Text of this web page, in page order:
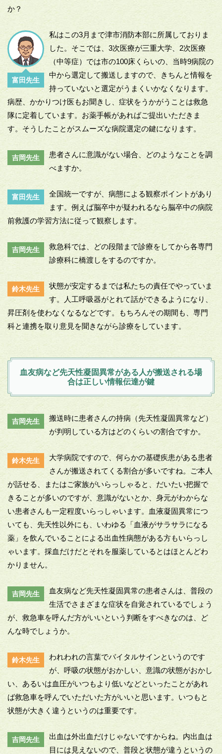
か？
富田先生
私はこの3月まで津市消防本部に所属しておりま
した。そこでは、3次医療が三重大学、2次医療
（中等症）では市の100床くらいの、当時9病院の
中から選定して搬送しますので、きちんと情報を
持っていないと選定がうまくいかなくなります。
病歴、かかりつけ医もお聞きし、症状をうかがうことは救急
隊に定着しています。お薬手帳があればご提出いただきま
す。そうしたことがスムーズな病院選定の鍵になります。
吉岡先生
患者さんに意識がない場合、どのようなことを調
べますか。
富田先生
全国統一ですが、病態による観察ポイントがあり
ます。例えば脳卒中が疑われるなら脳卒中の病院
前救護の学習方法に従って観察します。
吉岡先生
救急科では、どの段階まで診療をしてから各専門
診療科に橋渡しをするのですか。
鈴木先生
状態が安定するまでは私たちの責任でやっていま
す。人工呼吸器がとれて話ができるようになり、
昇圧剤を使わなくなるなどです。もちろんその期間も、専門
科と連携を取り意見を聞きながら診療をしています。
血友病など先天性凝固異常がある人が搬送される場
合は正しい情報伝達が鍵
吉岡先生
搬送時に患者さんの持病（先天性凝固異常など）
が判明している方はどのくらいの割合ですか。
鈴木先生
大学病院ですので、何らかの基礎疾患がある患者
さんが搬送されてくる割合が多いですね。ご本人
が話せる、またはご家族がいらっしゃると、だいたい把握で
きることが多いのですが、意識がないとか、身元がわからな
い患者さんも一定程度いらっしゃいます。血液凝固異常につ
いても、先天性以外にも、いわゆる「血液がサラサラになる
薬」を飲んでいることによる出血性病態がある方もいらっし
ゃいます。採血だけだとそれを服薬しているとはほとんどわ
かりません。
吉岡先生
血友病など先天性凝固異常の患者さんは、普段の
生活でさまざまな症状を自覚されているでしょう
が、救急車を呼んだ方がいいという判断をすべきなのは、ど
んな時でしょうか。
鈴木先生
われわれの言葉でバイタルサインというのです
が、呼吸の状態がおかしい、意識の状態がおかし
い、あるいは血圧がいつもより低いなどといったことがあれ
ば救急車を呼んでいただいた方がいいと思います。いつもと
状態が大きく違うというのは重要です。
吉岡先生
出血は外出血だけじゃないですからね。内出血は
目には見えないので、普段と状態が違うというの